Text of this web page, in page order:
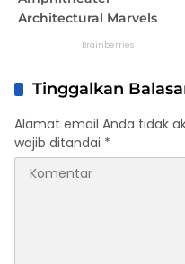
Tinggalkan
Alamat email Anda tidak
wajib ditandai *